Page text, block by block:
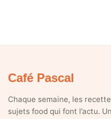
Café Pascal
Chaque semaine, les
sujets food qui font l’actu.